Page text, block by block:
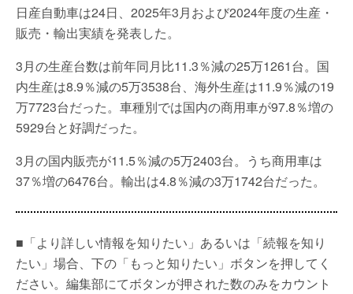
日産自動車は24日、2025年3月および2024年度の生産・
販売・輸出実績を発表した。
3月の生産台数は前年同月比11.3％減の25万1261台。国
内生産は8.9％減の5万3538台、海外生産は11.9％減の19
万7723台だった。車種別では国内の商用車が97.8％増の
5929台と好調だった。
3月の国内販売が11.5％減の5万2403台。うち商用車は
37％増の6476台。輸出は4.8％減の3万1742台だった。
■「より詳しい情報を知りたい」あるいは「続報を知り
たい」場合、下の「もっと知りたい」ボタンを押してく
ださい。編集部にてボタンが押された数のみをカウント